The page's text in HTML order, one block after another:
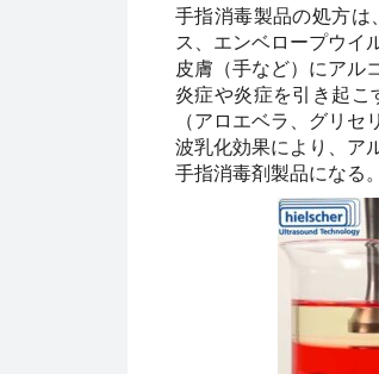
手指消毒製品の処方
ス、エンベロープウイ
皮膚（手など）にアル
炎症や炎症を引き起
（アロエベラ、グリ
波乳化効果により、ア
手指消毒剤製品になる。